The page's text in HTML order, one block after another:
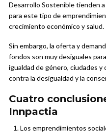
Desarrollo Sostenible tienden
para este tipo de
crecimiento económico y salud.
Sin embargo, la oferta y
fondos son muy desiguales
igualdad de género, ciudades
contra la desigualdad y la
Cuatro
Innpactia
Los emprendimientos